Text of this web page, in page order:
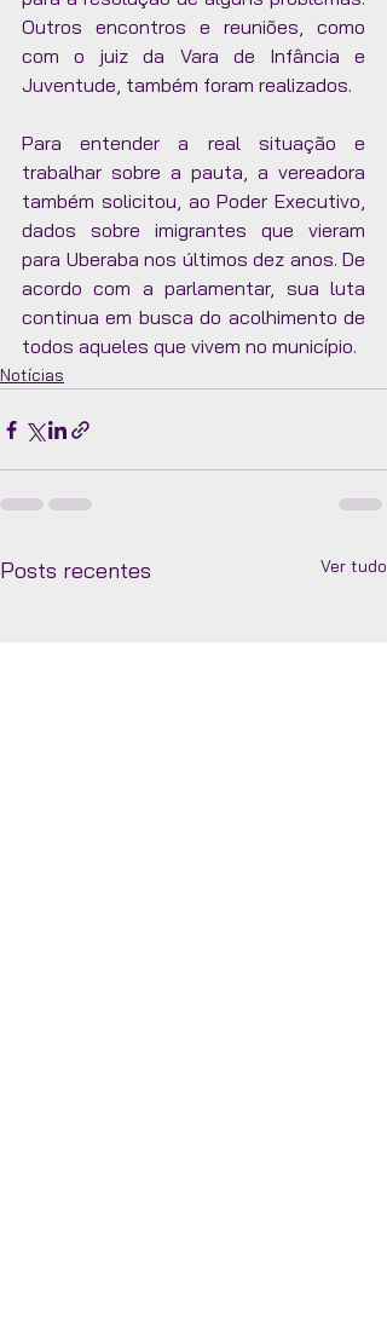
Outros encontros e reuniões, como
com o juiz da Vara de Infância e
Juventude, também foram realizados.
Para entender a real situação e
trabalhar sobre a pauta, a vereadora
também solicitou, ao Poder Executivo,
dados sobre imigrantes que vieram
para Uberaba nos últimos dez anos. De
acordo com a parlamentar, sua luta
continua em busca do acolhimento de
todos aqueles que vivem no município.
Notícias
Posts recentes Ver tudo